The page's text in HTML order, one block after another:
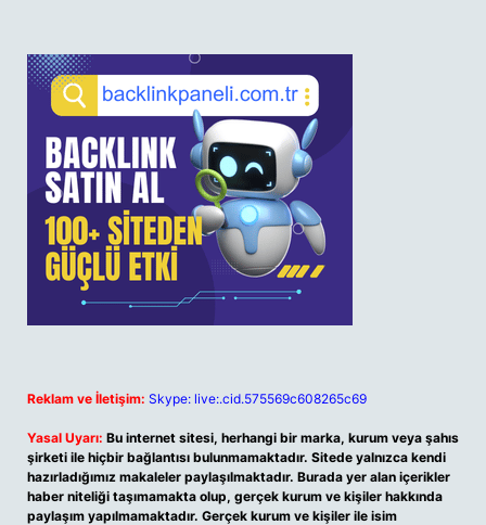
Reklam ve İletişim: Skype: live:.cid.575569c608265c69
Yasal Uyarı: Bu internet sitesi, herhangi bir marka, kurum veya şahıs
şirketi ile hiçbir bağlantısı bulunmamaktadır. Sitede yalnızca kendi
hazırladığımız makaleler paylaşılmaktadır. Burada yer alan içerikler
haber niteliği taşımamakta olup, gerçek kurum ve kişiler hakkında
paylaşım yapılmamaktadır. Gerçek kurum ve kişiler ile isim